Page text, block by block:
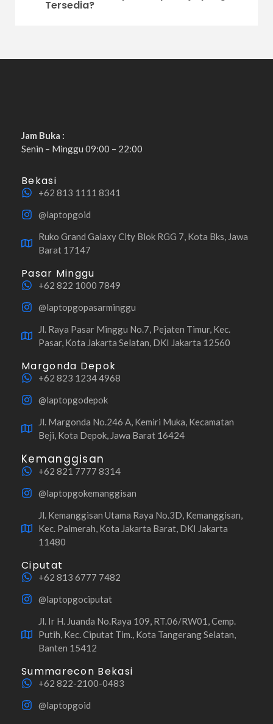
Tersedia?
Jam Buka :
Senin – Minggu 09:00 – 22:00
Bekasi
+62 813 1111 8341
@laptopgoid
Ruko Grand Galaxy City Blok RGG 7, Kota Bks, Jawa
Barat 17147
Pasar Minggu
+62 822 1000 7849
@laptopgopasarminggu
Jl. Raya Pasar Minggu No.7, Pejaten Timur, Kec.
Pasar, Kota Jakarta Selatan, DKI Jakarta 12560
Margonda Depok
+62 823 1234 4968
@laptopgodepok
Jl. Margonda No.246 A, Kemiri Muka, Kecamatan
Beji, Kota Depok, Jawa Barat 16424
Kemanggisan
+62 821 7777 8314
@laptopgokemanggisan
Jl. Kemanggisan Utama Raya No.3D, Kemanggisan,
Kec. Palmerah, Kota Jakarta Barat, DKI Jakarta
11480
Ciputat
+62 813 6777 7482
@laptopgociputat
Jl. Ir H. Juanda No.Raya 109, RT.06/RW01, Cemp.
Putih, Kec. Ciputat Tim., Kota Tangerang Selatan,
Banten 15412
Summarecon Bekasi
+62 822-2100-0483
@laptopgoid